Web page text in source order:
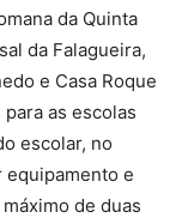
da Quinta
da Falagueira,
e Casa Roque
as escolas
escolar, no
equipamento e
de duas